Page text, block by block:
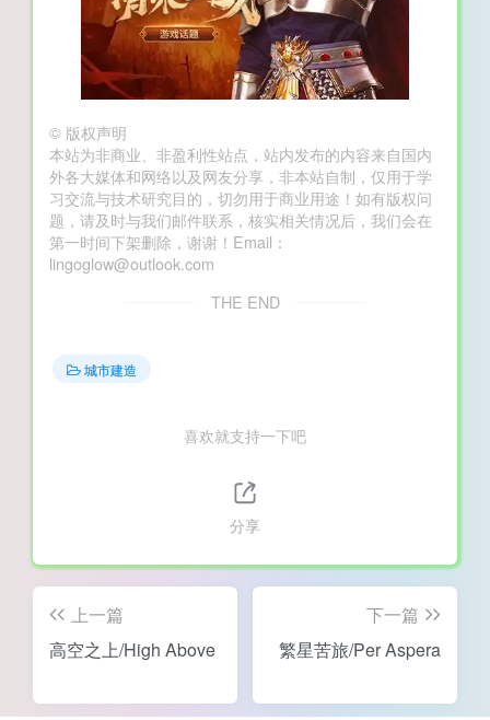
© 版权声明
本站为非商业、非盈利性站点，站内发布的内容来自国内
外各大媒体和网络以及网友分享，非本站自制，仅用于学
习交流与技术研究目的，切勿用于商业用途！如有版权问
题，请及时与我们邮件联系，核实相关情况后，我们会在
第一时间下架删除，谢谢！Email：
lingoglow@outlook.com
THE END
城市建造
喜欢就支持一下吧
分享
上一篇
高空之上/High Above
下一篇
繁星苦旅/Per Aspera